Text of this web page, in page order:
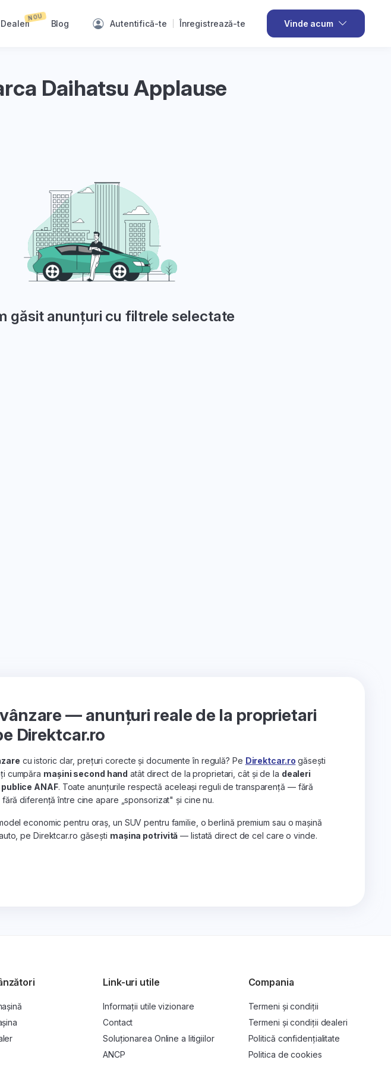
Dealeri
NOU
Blog Autentifică-te Înregistrează-te Vinde acum
Daihatsu Applause
găsit anunțuri cu filtrele selectate
— anunțuri reale de la proprietari
Direktcar.ro
cu istoric clar, prețuri corecte și documente în regulă? Pe Direktcar.ro găsești
cumpăra mașini second hand atât direct de la proprietari, cât și de la dealeri
ANAF. Toate anunțurile respectă aceleași reguli de transparență — fără
fără diferență între cine apare „sponsorizat" și cine nu.
economic pentru oraș, un SUV pentru familie, o berlină premium sau o mașină
pe Direktcar.ro găsești mașina potrivită — listată direct de cel care o vinde.
Link-uri utile
Informații utile vizionare
Contact
Soluționarea Online a litigiilor
ANCP
Compania
Termeni și condiții
Termeni și condiții dealeri
Politică confidențialitate
Politica de cookies